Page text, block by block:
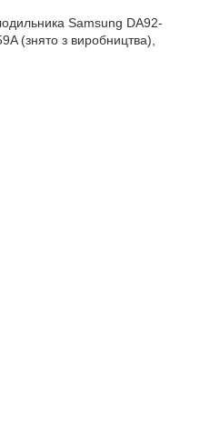
Samsung DA92-
(знято з виробництва),